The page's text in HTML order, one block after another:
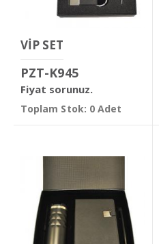
VİP SET
PZT-K945
Fiyat sorunuz.
Toplam Stok: 0 Adet